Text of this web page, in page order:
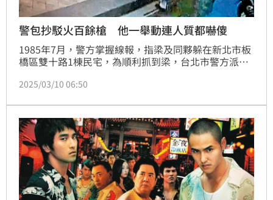
警包抄駁火百餘槍 他一舉動連人質都嚇傻
1985年7月，警方掌握線報，指梁及同夥躲在新北市板
橋區雙十路1棟民宅，為順利抓到梁，台北市警方派出
堅，沒想到梁發現後，立刻與王邦駒持槍還擊，開了
2025/03/10 06:50